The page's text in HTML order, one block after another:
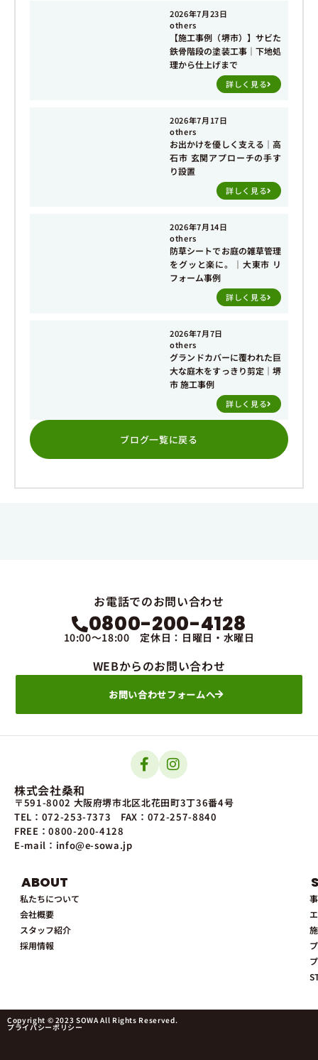
2026年7月23日
others
【施工事例（堺市）】サビた
鉄骨階段の塗装工事｜下地処
理から仕上げまで
詳しく見る
2026年7月17日
others
お出かけを優しく支える｜高
石市 玄関アプローチの手す
り設置
詳しく見る
2026年7月14日
others
防草シートでお庭の雑草管理
をグッと楽に。｜大東市 リ
フォーム事例
詳しく見る
2026年7月7日
others
グランドカバーに覆われた巨
大な庭木をすっきり剪定｜堺
市 施工事例
詳しく見る
ブログ一覧に戻る
お電話でのお問い合わせ
0800-200-4128
10:00～18:00 定休日：日曜日・水曜日
WEBからのお問い合わせ
お問い合わせフォームへ
株式会社桑和
〒591-8002 大阪府堺市北区北花田町3丁36番4号
TEL：072-253-7373 FAX：072-257-8840
FREE：0800-200-4128
E-mail：info@e-sowa.jp
ABOUT
私たちについて
会社概要
スタッフ紹介
採用情報
Copyright © 2023 SOWA All Rights Reserved.
プライバシーポリシー